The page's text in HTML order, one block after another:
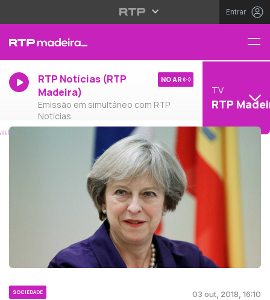
Entrar
RTP Notícias (RTP
Madeira)
Emissão em simultâneo com RTP
Notícias
NO AR
TV
RTP
SOCIEDADE 03 out, 2018, 16:10